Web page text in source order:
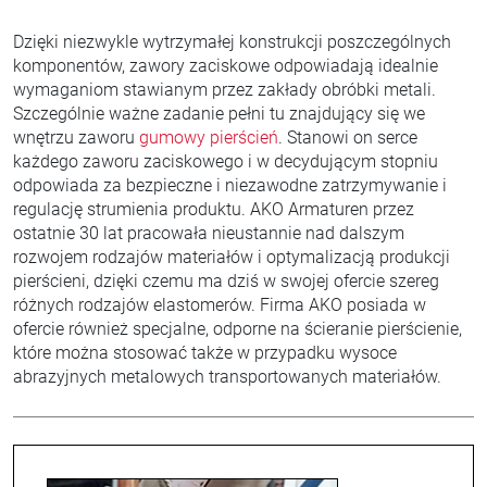
Dzięki niezwykle wytrzymałej konstrukcji poszczególnych
komponentów, zawory zaciskowe odpowiadają idealnie
wymaganiom stawianym przez zakłady obróbki metali.
Szczególnie ważne zadanie pełni tu znajdujący się we
wnętrzu zaworu gumowy pierścień. Stanowi on serce
każdego zaworu zaciskowego i w decydującym stopniu
odpowiada za bezpieczne i niezawodne zatrzymywanie i
regulację strumienia produktu. AKO Armaturen przez
ostatnie 30 lat pracowała nieustannie nad dalszym
rozwojem rodzajów materiałów i optymalizacją produkcji
pierścieni, dzięki czemu ma dziś w swojej ofercie szereg
różnych rodzajów elastomerów. Firma AKO posiada w
ofercie również specjalne, odporne na ścieranie pierścienie,
które można stosować także w przypadku wysoce
abrazyjnych metalowych transportowanych materiałów.